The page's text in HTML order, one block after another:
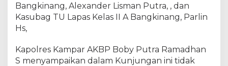
n
g
u
j
Bangkinang, Alexander Lisman Putra, , dan
Kasubag TU Lapas Kelas II A Bangkinang, Parlin
Hs,
Kapolres Kampar AKBP Boby Putra Ramadhan
S menyampaikan dalam Kunjungan ini tidak